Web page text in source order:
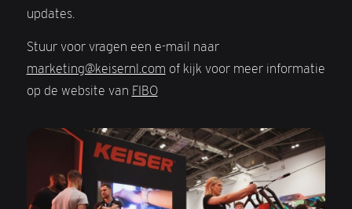
updates.
Stuur voor vragen een e-mail naar
marketing@keisernl.com of kijk voor meer informatie
op de website van FIBO